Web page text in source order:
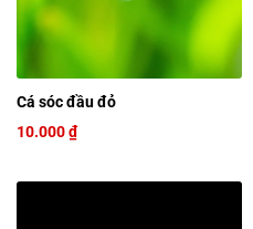
Cá sóc đầu đỏ
10.000₫